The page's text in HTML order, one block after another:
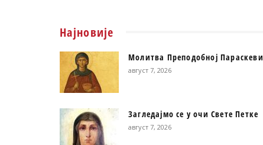
Најновије
Молитва Преподобној Параскеви
август 7, 2026
Загледајмо се у очи Свете Петке
август 7, 2026